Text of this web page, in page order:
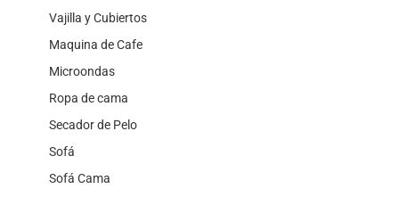
Vajilla y Cubiertos
Maquina de Cafe
Microondas
Ropa de cama
Secador de Pelo
Sofá
Sofá Cama